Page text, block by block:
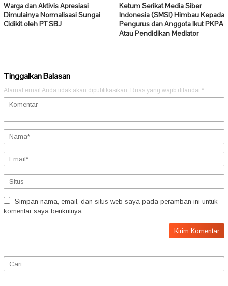
Warga dan Aktivis Apresiasi
Dimulainya Normalisasi Sungai
Cidikit oleh PT SBJ
Ketum Serikat Media Siber
Indonesia (SMSI) Himbau Kepada
Pengurus dan Anggota Ikut PKPA
Atau Pendidikan Mediator
Tinggalkan Balasan
Alamat email Anda tidak akan dipublikasikan. Ruas yang wajib ditandai *
Simpan nama, email, dan situs web saya pada peramban ini untuk
komentar saya berikutnya.
Cari
untuk: